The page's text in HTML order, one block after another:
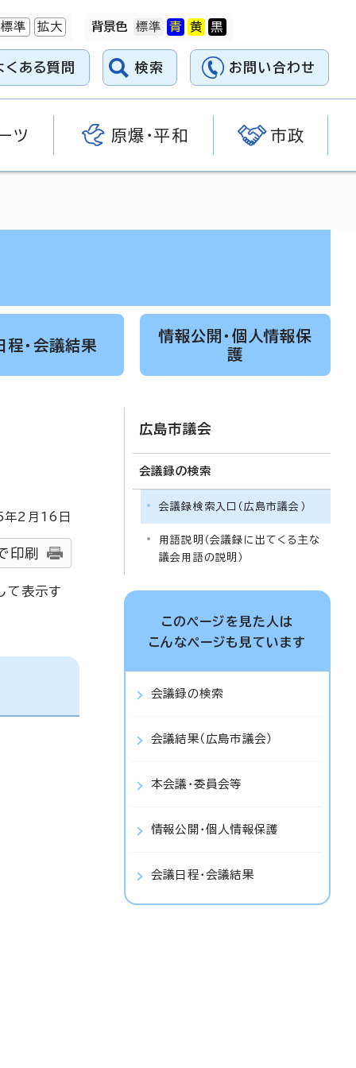
標準 拡大 背景色
くある質問 検索 お問い合わせ
ツ 原爆・平和 市政
程・会議結果
情報公開・個人情報保
護
年2月 16 日
印刷
て表示す
広島市議会
会議録の検索
会議録検索入口（広島市議会）
用語説明（会議録に出てくる主な
議会用語の説明）
このページを見た人は
こんなページも見ています
会議録の検索
会議結果（広島市議会）
本会議・委員会等
情報公開・個人情報保護
会議日程・会議結果